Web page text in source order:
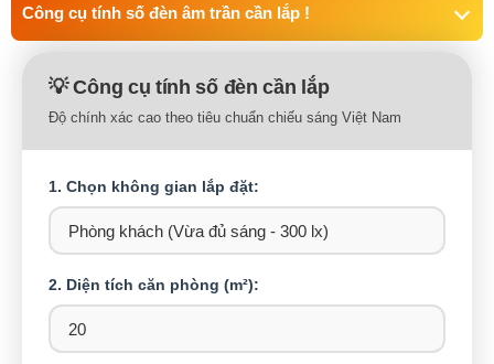
Công cụ tính số đèn âm trần cần lắp !
💡 Công cụ tính số đèn cần lắp
Độ chính xác cao theo tiêu chuẩn chiếu sáng Việt Nam
1. Chọn không gian lắp đặt:
2. Diện tích căn phòng (m²):